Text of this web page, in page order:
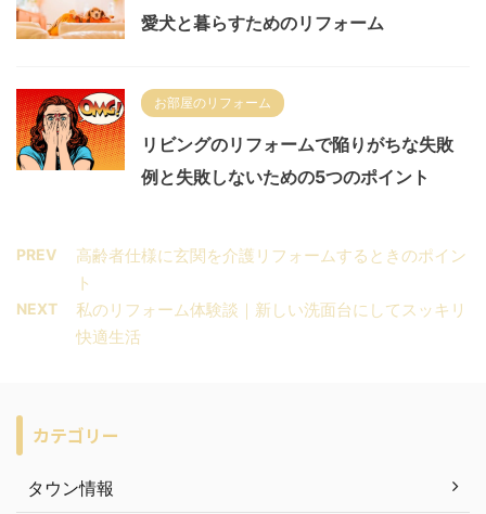
愛犬と暮らすためのリフォーム
お部屋のリフォーム
リビングのリフォームで陥りがちな失敗
例と失敗しないための5つのポイント
PREV
高齢者仕様に玄関を介護リフォームするときのポイン
ト
NEXT
私のリフォーム体験談｜新しい洗面台にしてスッキリ
快適生活
カテゴリー
タウン情報